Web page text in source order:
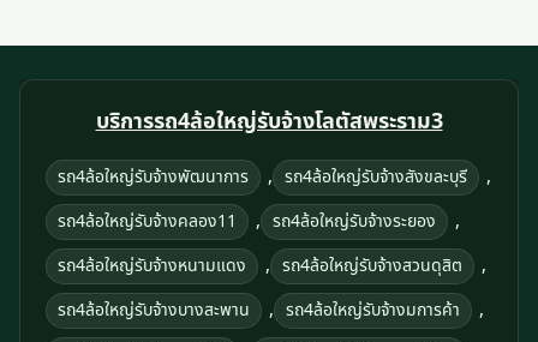
บริการรถ4ล้อใหญ่รับจ้างโลตัสพระราม3
รถ4ล้อใหญ่รับจ้างพัฒนาการ , รถ4ล้อใหญ่รับจ้างสังขละบุรี ,
รถ4ล้อใหญ่รับจ้างคลอง11 , รถ4ล้อใหญ่รับจ้างระยอง ,
รถ4ล้อใหญ่รับจ้างหนามแดง , รถ4ล้อใหญ่รับจ้างสวนดุสิต ,
รถ4ล้อใหญ่รับจ้างบางสะพาน , รถ4ล้อใหญ่รับจ้างมการค้า ,